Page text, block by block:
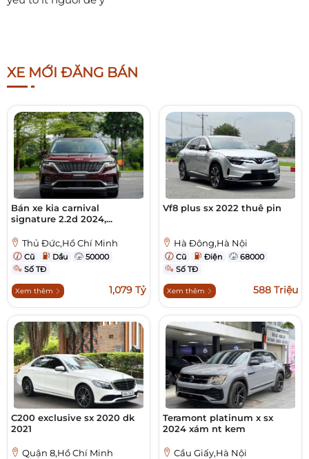
XE MỚI ĐĂNG BÁN
Bán xe kia carnival
signature 2.2d 2024,...
Thủ Đức,Hồ Chí Minh
Cũ Dầu
50000
Số TĐ
Xem thêm 1,079 Tỷ
Vf8 plus sx 2022 thuê pin
Hà Đông,Hà Nội
Cũ Điện
68000
Số TĐ
Xem thêm 588 Triệu
C200 exclusive sx 2020 dk
2021
Quận 8,Hồ Chí Minh
Teramont platinum x sx
2024 xám nt kem
Cầu Giấy,Hà Nội